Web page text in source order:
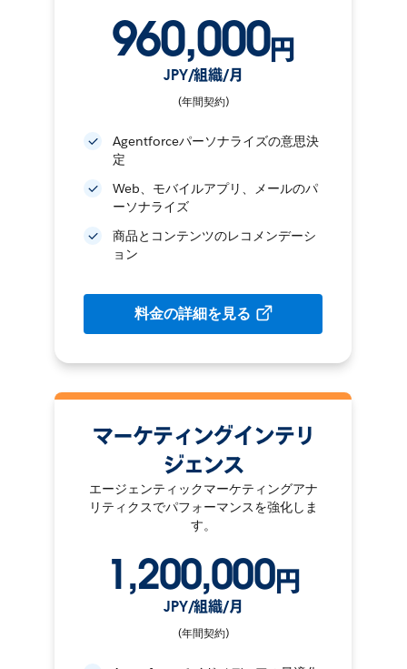
960,000円
JPY/組織/月
(年間契約)
Agentforceパーソナライズの意思決
定
Web、モバイルアプリ、メールのパ
ーソナライズ
商品とコンテンツのレコメンデーシ
ョン
料金の詳細を見る
マーケティングインテリ
ジェンス
エージェンティックマーケティングアナ
リティクスでパフォーマンスを強化しま
す。
1,200,000円
JPY/組織/月
(年間契約)